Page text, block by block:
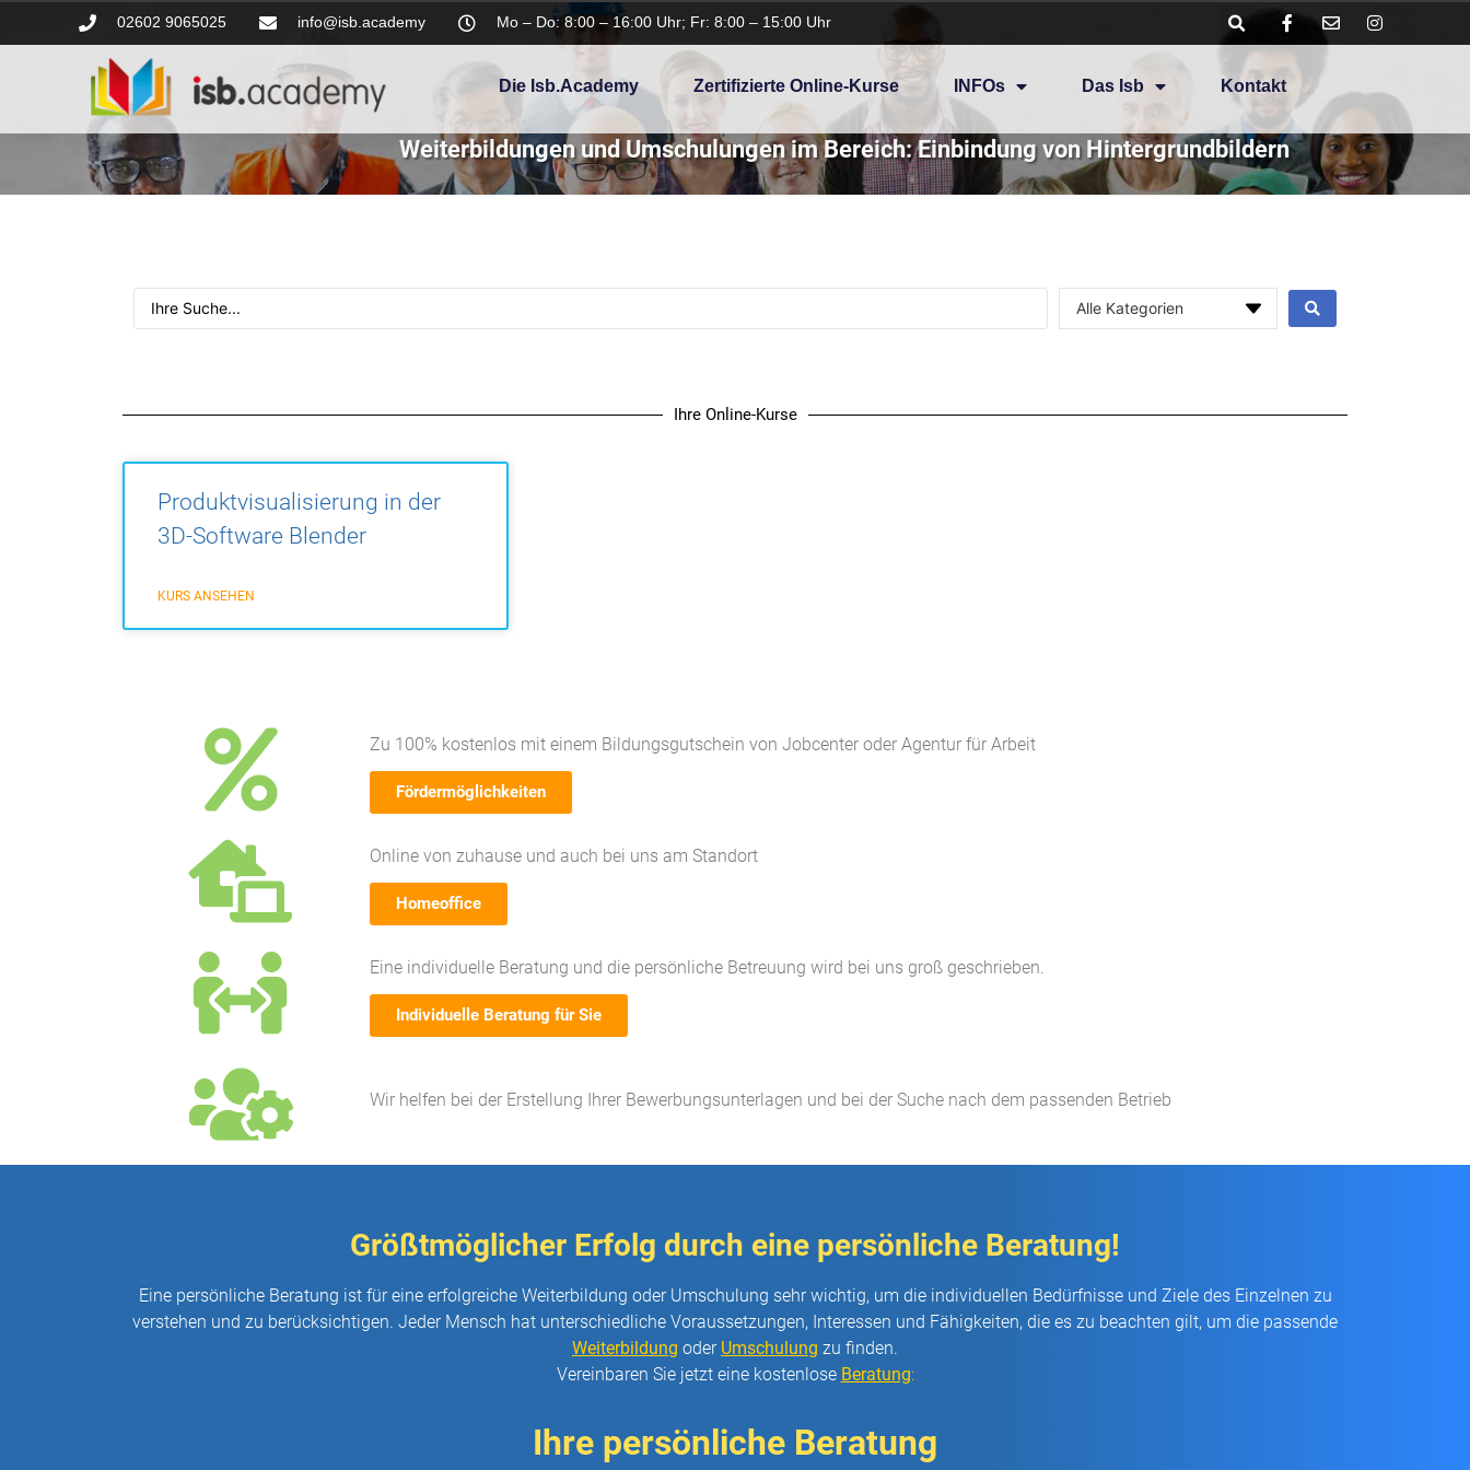
02602 9065025 info@isb.academy Mo – Do: 8:00 – 16:00 Uhr; Fr: 8:00 – 15:00 Uhr
Die Isb.academy Zertifizierte Online-Kurse INFOs Das Isb Kontakt
Weiterbildungen und Umschulungen im Bereich: Einbindung von Hintergrundbildern
Alle Kategorien
Ihre Online-Kurse
Produktvisualisierung in der
3D-Software Blender
KURS ANSEHEN
Zu 100% kostenlos mit einem Bildungsgutschein von Jobcenter oder Agentur für Arbeit
Fördermöglichkeiten
Online von zuhause und auch bei uns am Standort
Homeoffice
Eine individuelle Beratung und die persönliche Betreuung wird bei uns groß geschrieben.
Individuelle Beratung für Sie
Wir helfen bei der Erstellung Ihrer Bewerbungsunterlagen und bei der Suche nach dem passenden Betrieb​
Größtmöglicher Erfolg durch eine persönliche Beratung!
Eine persönliche Beratung ist für eine erfolgreiche Weiterbildung oder Umschulung sehr wichtig, um die individuellen Bedürfnisse und Ziele des Einzelnen zu
verstehen und zu berücksichtigen. Jeder Mensch hat unterschiedliche Voraussetzungen, Interessen und Fähigkeiten, die es zu beachten gilt, um die passende
Weiterbildung oder Umschulung zu finden.
Vereinbaren Sie jetzt eine kostenlose Beratung:
Ihre persönliche Beratung